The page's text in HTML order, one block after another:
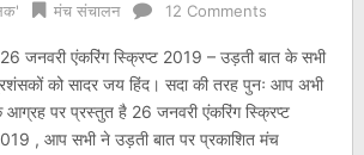
मंच संचालन 12 Comments
26 जनवरी एंकरिंग स्क्रिप्ट 2019 – उड़ती बात के सभी
को सादर जय हिंद। सदा की तरह पुनः आप अभी
आग्रह पर प्रस्तुत है 26 जनवरी एंकरिंग स्क्रिप्ट
, आप सभी ने उड़ती बात पर प्रकाशित मंच